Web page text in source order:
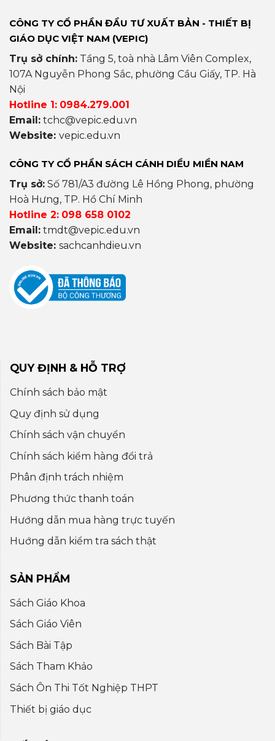
CÔNG TY CỔ PHẦN ĐẦU TƯ XUẤT BẢN - THIẾT BỊ
GIÁO DỤC VIỆT NAM (VEPIC)
Trụ sở chính: Tầng 5, toà nhà Lâm Viên Complex,
107A Nguyễn Phong Sắc, phường Cầu Giấy, TP. Hà
Nội
Hotline 1: 0984.279.001
Email: tchc@vepic.edu.vn
Website: vepic.edu.vn
CÔNG TY CỔ PHẦN SÁCH CÁNH DIỀU MIỀN NAM
Trụ sở: Số 781/A3 đường Lê Hồng Phong, phường
Hoà Hưng, TP. Hồ Chí Minh
Hotline 2: 098 658 0102
Email: tmdt@vepic.edu.vn
Website: sachcanhdieu.vn
QUY ĐỊNH & HỖ TRỢ
Chính sách bảo mật
Quy định sử dụng
Chính sách vận chuyển
Chính sách kiểm hàng đổi trả
Phân định trách nhiệm
Phương thức thanh toán
Hướng dẫn mua hàng trực tuyến
Huớng dẫn kiểm tra sách thật
SẢN PHẨM
Sách Giáo Khoa
Sách Giáo Viên
Sách Bài Tập
Sách Tham Khảo
Sách Ôn Thi Tốt Nghiệp THPT
Thiết bị giáo dục